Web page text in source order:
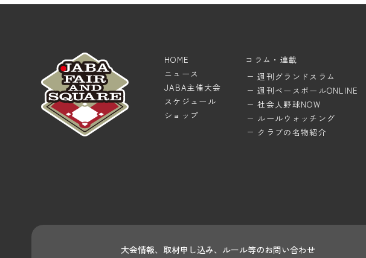
HOME
ニュース
JABA主催大会
スケジュール
ショップ
コラム・連載
週刊グランドスラム
週刊ベースボールONLINE
社会人野球NOW
ルールウォッチング
クラブの名物紹介
大会情報、取材申し込み、ルール等のお問い合わせ